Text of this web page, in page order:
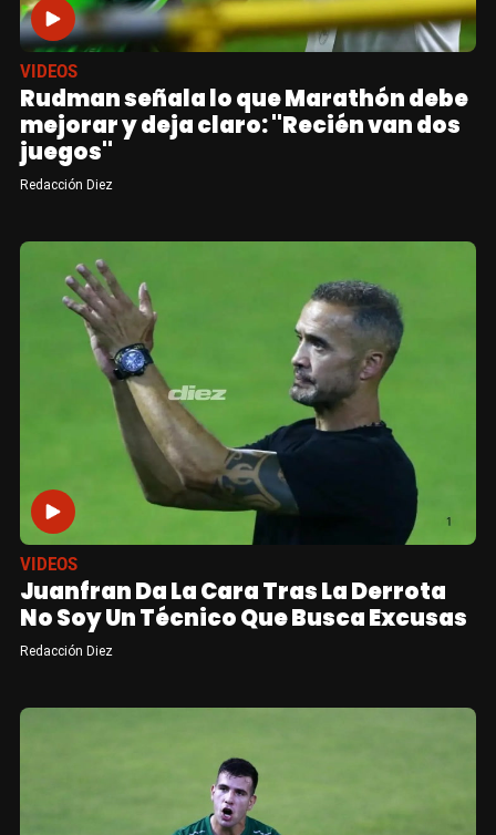
VIDEOS
Rudman señala lo que Marathón debe
mejorar y deja claro: "Recién van dos
juegos"
Redacción Diez
VIDEOS
Juanfran Da La Cara Tras La Derrota
No Soy Un Técnico Que Busca Excusas
Redacción Diez